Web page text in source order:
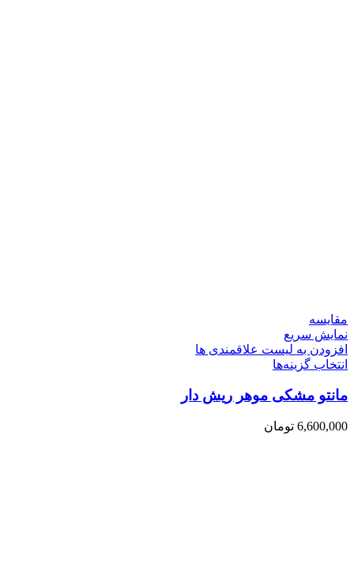
مقایسه
نمایش سریع
افزودن به لیست علاقمندی ها
انتخاب گزینه‌ها
مانتو مشکی موهر ریش دار
6,600,000 تومان